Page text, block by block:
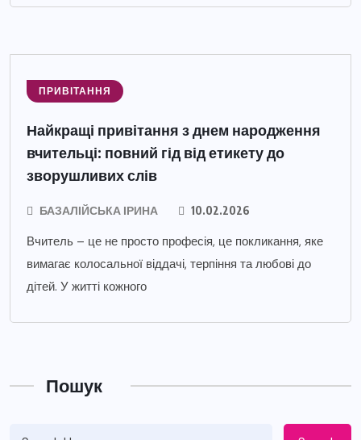
ПРИВІТАННЯ
Найкращі привітання з днем народження
вчительці: повний гід від етикету до
зворушливих слів
БАЗАЛІЙСЬКА ІРИНА 10.02.2026
Вчитель – це не просто професія, це покликання, яке
вимагає колосальної віддачі, терпіння та любові до
дітей. У житті кожного
Пошук